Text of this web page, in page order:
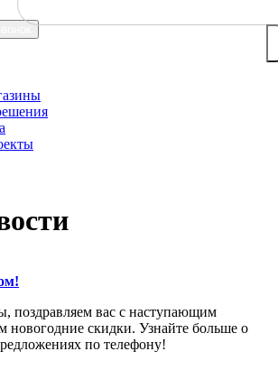
поздравляем вас с наступающим
новогодние скидки. Узнайте больше о
по телефону!